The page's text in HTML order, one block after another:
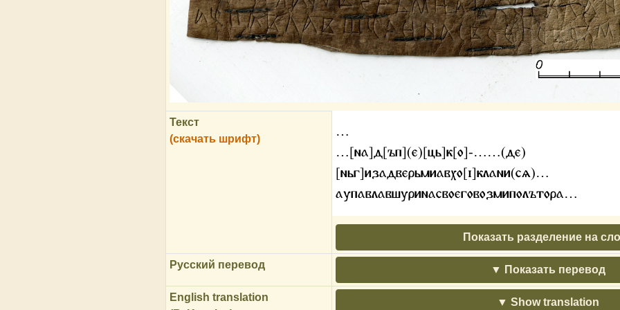
Текст
(скачать шрифт)
…
…[на]д[ъп](е)[ць]к[о]-……(де)
[ньг]изадверьмиавхо[ӏ]клани(сѧ)…
аупавлавшуринасвоеговозмиполътора…
Показать разделение на
Русский перевод Показать перевод
English translation
Show translation